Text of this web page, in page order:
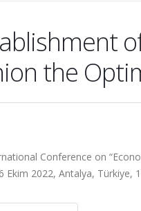
the
Conference on
Ekim 2022, Antalya, Türkiye,